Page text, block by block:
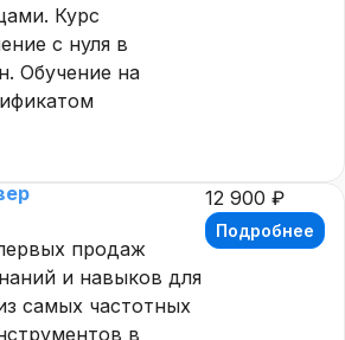
Курс
с нуля в
Обучение на
продаж
и навыков для
самых частотных
в
12 900 ₽
Подробнее